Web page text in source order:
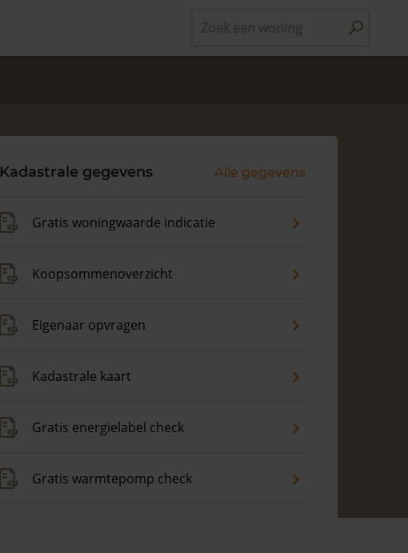
Kadastrale gegevens Alle gegevens
Gratis woningwaarde indicatie
Koopsommenoverzicht
Eigenaar opvragen
Kadastrale kaart
Gratis energielabel check
Gratis warmtepomp check